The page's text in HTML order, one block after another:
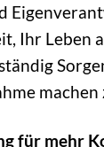
Ihr Leben
machen
für mehr